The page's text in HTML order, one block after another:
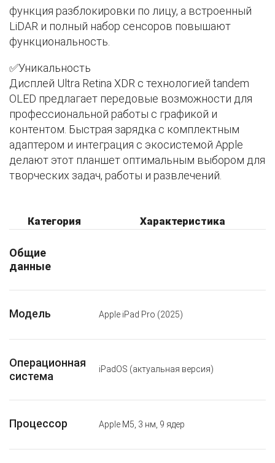
функция разблокировки по лицу, а встроенный
LiDAR и полный набор сенсоров повышают
функциональность.
✅Уникальность
Дисплей Ultra Retina XDR с технологией tandem
OLED предлагает передовые возможности для
профессиональной работы с графикой и
контентом. Быстрая зарядка с комплектным
адаптером и интеграция с экосистемой Apple
делают этот планшет оптимальным выбором для
творческих задач, работы и развлечений.
Категория Характеристика
Общие
данные
Модель Apple iPad Pro (2025)
Операционная
система
iPadOS (актуальная версия)
Процессор Apple M5, 3 нм, 9 ядер